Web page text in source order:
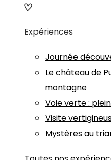
Expériences
Journée
Le château de
montagne
Voie verte :
Visite
Mystères au